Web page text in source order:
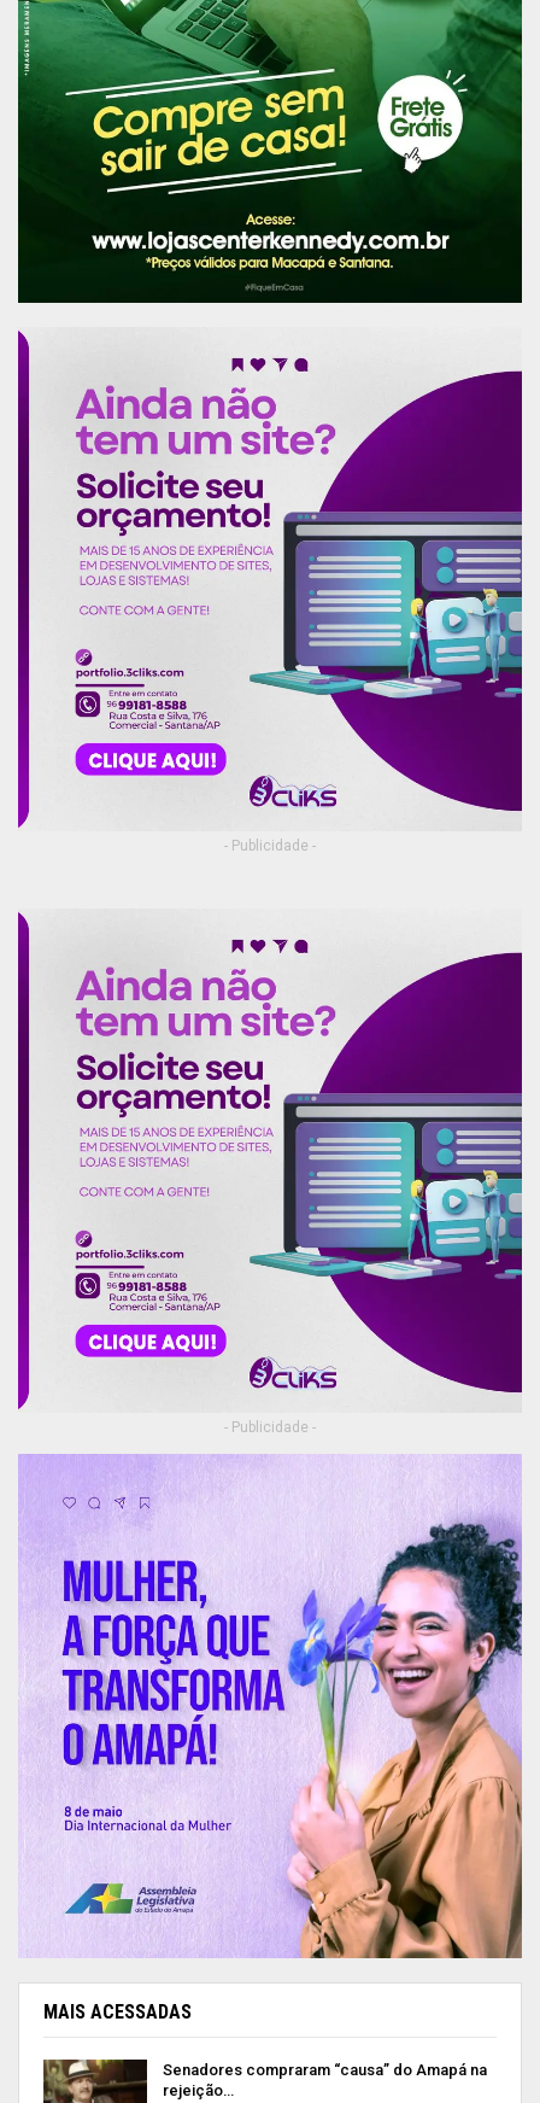
comitê de governo, com o ministro do Meio
Ambiente do Brasil, Ricardo Salles, pressionando
por mais supervisão do governo.
Os governadores dos estados da Amazônia
procuraram se distanciar das críticas e
comentários incendiários do governo,
apresentando-se como “defensores
incondicionais” do fundo e do meio ambiente.
Góes. Enquanto ele espera que as autoridades
brasileiras encontrem uma solução para a atual
paralisia do fundo, ele disse que os estados da
Amazônia devem estar prontos para avançar e
oferecer uma alternativa.
A ideia de um consórcio de estados amazônicos
tem dois anos, desde antes da eleição de
Bolsonaro, mas seu status legal e capacidade de
receber financiamento estrangeiro sem a
aprovação federal foram estabelecidos este ano.
- Publicidade -
- Publicidade -
MAIS ACESSADAS
Senadores compraram “causa” do Amapá na
rejeição…